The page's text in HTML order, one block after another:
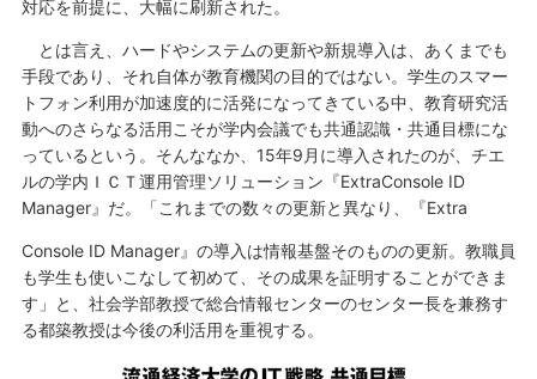
対応を前提に、大幅に刷新された。
とは言え、ハードやシステムの更新や新規導入は、あくまでも
手段であり、それ自体が教育機関の目的ではない。学生のスマー
トフォン利用が加速度的に活発になってきている中、教育研究活
動へのさらなる活用こそが学内会議でも共通認識・共通目標にな
っているという。そんななか、15年9月に導入されたのが、チエ
ルの学内ＩＣＴ運用管理ソリューション『ExtraConsole ID
Manager』だ。「これまでの数々の更新と異なり、『Extra
Console ID Manager』の導入は情報基盤そのものの更新。教職員
も学生も使いこなして初めて、その成果を証明することができま
す」と、社会学部教授で総合情報センターのセンター長を兼務す
る都築教授は今後の利活用を重視する。